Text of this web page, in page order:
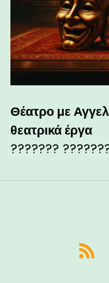
Θέατρο με
θεατρικά έργα
???????